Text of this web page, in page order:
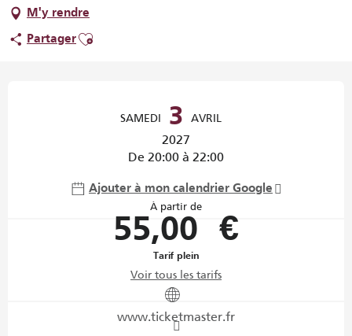
M'y rendre
PartagerAjouter aux favoris
SAMEDI 3 AVRIL
2027
De 20:00 à 22:00
Ajouter à mon calendrier Google
À partir de
55,00 €
Tarif plein
Voir tous les tarifs
www.ticketmaster.fr